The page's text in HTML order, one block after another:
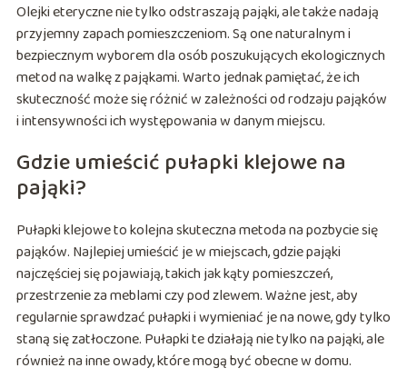
Olejki eteryczne nie tylko odstraszają pająki, ale także nadają
przyjemny zapach pomieszczeniom. Są one naturalnym i
bezpiecznym wyborem dla osób poszukujących ekologicznych
metod na walkę z pająkami. Warto jednak pamiętać, że ich
skuteczność może się różnić w zależności od rodzaju pająków
i intensywności ich występowania w danym miejscu.
Gdzie umieścić pułapki klejowe na
pająki?
Pułapki klejowe to kolejna skuteczna metoda na pozbycie się
pająków. Najlepiej umieścić je w miejscach, gdzie pająki
najczęściej się pojawiają, takich jak kąty pomieszczeń,
przestrzenie za meblami czy pod zlewem. Ważne jest, aby
regularnie sprawdzać pułapki i wymieniać je na nowe, gdy tylko
staną się zatłoczone. Pułapki te działają nie tylko na pająki, ale
również na inne owady, które mogą być obecne w domu.